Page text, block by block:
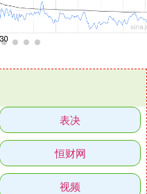
表决
恒财网
视频